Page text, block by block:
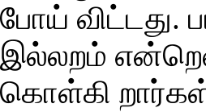
போய் விட்டது.
இல்லறம்
கொள்கி